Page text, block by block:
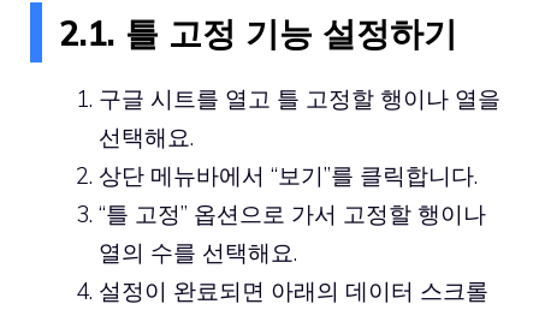
2.1. 틀 고정 기능 설정하기
구글 시트를 열고 틀 고정할 행이나 열을
선택해요.
상단 메뉴바에서 “보기”를 클릭합니다.
“틀 고정” 옵션으로 가서 고정할 행이나
열의 수를 선택해요.
설정이 완료되면 아래의 데이터 스크롤